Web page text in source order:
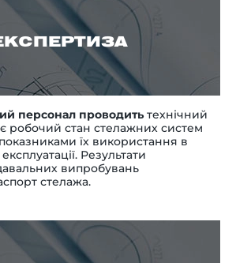
персонал проводить технічний
робочий стан стелажних систем
їх використання в
Результати
випробувань
стелажа.